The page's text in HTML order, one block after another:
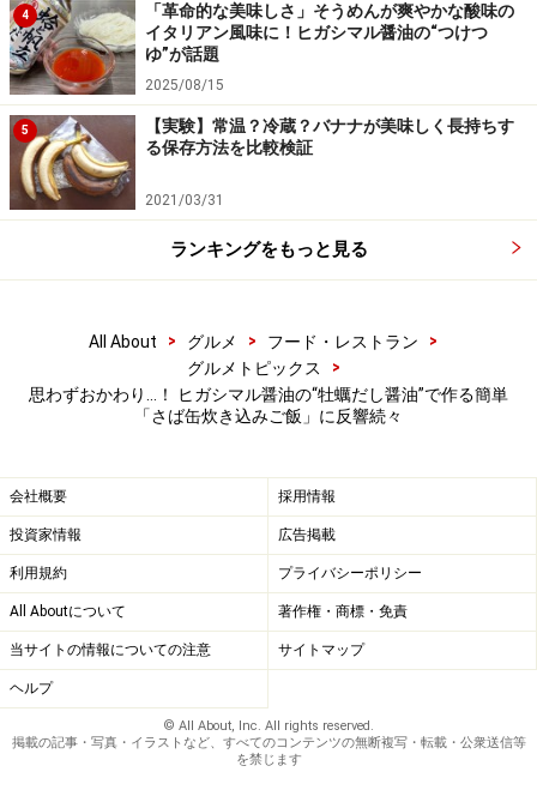
4
「革命的な美味しさ」そうめんが爽やかな酸味の
イタリアン風味に！ヒガシマル醤油の“つけつ
ゆ”が話題
2025/08/15
5
【実験】常温？冷蔵？バナナが美味しく長持ちす
る保存方法を比較検証
2021/03/31
ランキングをもっと見る
All About > グルメ > フード・レストラン
>
グルメトピックス
>
思わずおかわり…！ ヒガシマル醤油の“牡蠣だし醤油”で作る簡単
「さば缶炊き込みご飯」に反響続々
会社概要 採用情報
投資家情報 広告掲載
利用規約 プライバシーポリシー
All Aboutについて 著作権・商標・免責
当サイトの情報についての注意 サイトマップ
ヘルプ
© All About, Inc. All rights reserved.
掲載の記事・写真・イラストなど、すべてのコンテンツの無断複写・転載・公衆送信等
を禁じます